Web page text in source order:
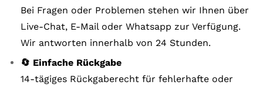
Bei Fragen oder Problemen stehen wir Ihnen über
Live-Chat, E-Mail oder Whatsapp zur Verfügung.
Wir antworten innerhalb von 24 Stunden.
🔄 Einfache Rückgabe
14-tägiges Rückgaberecht für fehlerhafte oder